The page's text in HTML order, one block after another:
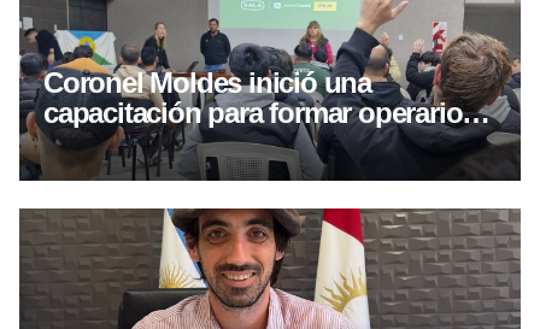
Coronel Moldes inició una
capacitación para formar operarios
de máquinas cosechadoras